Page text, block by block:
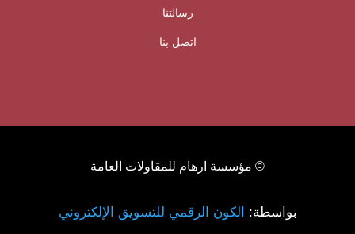
رسالتنا
اتصل بنا
© مؤسسة ارهام للمقاولات العامة
بواسطة: الكون الرقمي للتسويق الإلكتروني